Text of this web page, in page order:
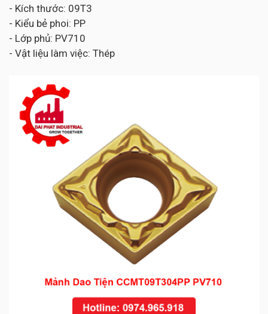
- Kích thước: 09T3
- Kiểu bẻ phoi: PP
- Lớp phủ: PV710
- Vật liệu làm việc: Thép